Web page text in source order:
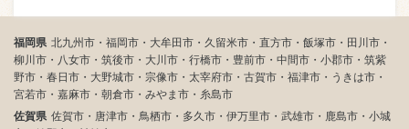
福岡県 北九州市・福岡市・大牟田市・久留米市・直方市・飯塚市・田川市・
柳川市・八女市・筑後市・大川市・行橋市・豊前市・中間市・小郡市・筑紫
野市・春日市・大野城市・宗像市・太宰府市・古賀市・福津市・うきは市・
宮若市・嘉麻市・朝倉市・みやま市・糸島市
佐賀県 佐賀市・唐津市・鳥栖市・多久市・伊万里市・武雄市・鹿島市・小城